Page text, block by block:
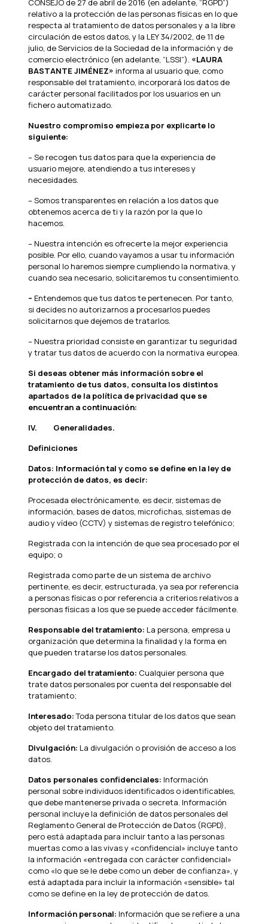
CONSEJO de 27 de abril de 2016 (en adelante, “RGPD”)
relativo a la protección de las personas físicas en lo que
respecta al tratamiento de datos personales y a la libre
circulación de estos datos, y la LEY 34/2002, de 11 de
julio, de Servicios de la Sociedad de la información y de
comercio electrónico (en adelante, “LSSI”). «LAURA
BASTANTE JIMÉNEZ» informa al usuario que, como
responsable del tratamiento, incorporará los datos de
carácter personal facilitados por los usuarios en un
fichero automatizado.
Nuestro compromiso empieza por explicarte lo
siguiente:
– Se recogen tus datos para que la experiencia de
usuario mejore, atendiendo a tus intereses y
necesidades.
– Somos transparentes en relación a los datos que
obtenemos acerca de ti y la razón por la que lo
hacemos.
– Nuestra intención es ofrecerte la mejor experiencia
posible. Por ello, cuando vayamos a usar tu información
personal lo haremos siempre cumpliendo la normativa, y
cuando sea necesario, solicitaremos tu consentimiento.
– Entendemos que tus datos te pertenecen. Por tanto,
si decides no autorizarnos a procesarlos puedes
solicitarnos que dejemos de tratarlos.
– Nuestra prioridad consiste en garantizar tu seguridad
y tratar tus datos de acuerdo con la normativa europea.
Si deseas obtener más información sobre el
tratamiento de tus datos, consulta los distintos
apartados de la política de privacidad que se
encuentran a continuación:
IV. Generalidades.
Definiciones
Datos: Información tal y como se define en la ley de
protección de datos, es decir:
Procesada electrónicamente, es decir, sistemas de
información, bases de datos, microfichas, sistemas de
audio y vídeo (CCTV) y sistemas de registro telefónico;
Registrada con la intención de que sea procesado por el
equipo; o
Registrada como parte de un sistema de archivo
pertinente, es decir, estructurada, ya sea por referencia
a personas físicas o por referencia a criterios relativos a
personas físicas a los que se puede acceder fácilmente.
Responsable del tratamiento: La persona, empresa u
organización que determina la finalidad y la forma en
que pueden tratarse los datos personales.
Encargado del tratamiento: Cualquier persona que
trate datos personales por cuenta del responsable del
tratamiento;
Interesado:Toda persona titular de los datos que sean
objeto del tratamiento.
Divulgación: La divulgación o provisión de acceso a los
datos.
Datos personales confidenciales: Información
personal sobre individuos identificados o identificables,
que debe mantenerse privada o secreta. Información
personal incluye la definición de datos personales del
Reglamento General de Protección de Datos (RGPD),
pero está adaptada para incluir tanto a las personas
muertas como a las vivas y «confidencial» incluye tanto
la información «entregada con carácter confidencial»
como «lo que se le debe como un deber de confianza», y
está adaptada para incluir la información «sensible» tal
como se define en la ley de protección de datos.
Información personal: Información que se refiere a una